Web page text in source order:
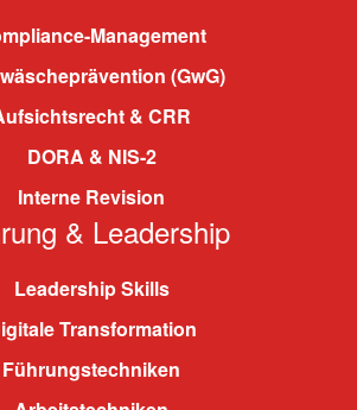
Management
(GwG)
& CRR
DORA & NIS-2
Interne Revision
& Leadership
Leadership Skills
Transformation
Führungstechniken